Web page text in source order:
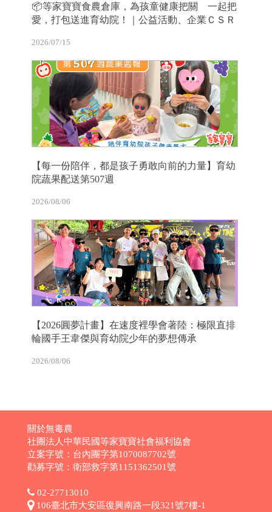
📦等家寶寶食農倉庫，為孩童健康把關 一起把
愛，打包送進育幼院！｜公益活動、企業ＣＳＲ
2026/07/15
【每一份陪伴，都是孩子勇敢向前的力量】育幼
院蔬果配送第507週
2026/08/06
【2026圓夢計畫】在速度裡學會著陸：極限直排
輪國手王韋傑與育幼院少年的夢想傳承
2026/08/06
關於無毒農
社團法人中華民國等家寶寶社會福利協會
立案字號：台內團字第1070087702號
勸募字號：衛部救字第1151362501號
02-27713010
106臺北市大安區復興南路一段321號7樓-1